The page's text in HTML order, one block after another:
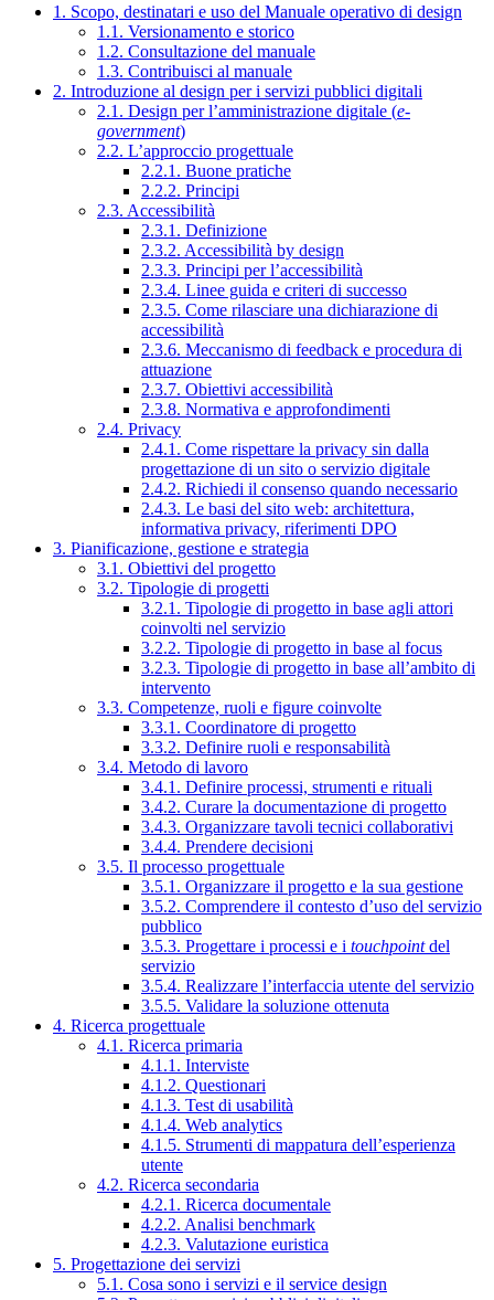
1. Scopo, destinatari e uso del Manuale operativo di design
1.1. Versionamento e storico
1.2. Consultazione del manuale
1.3. Contribuisci al manuale
2. Introduzione al design per i servizi pubblici digitali
2.1. Design per l’amministrazione digitale (e-
government)
2.2. L’approccio progettuale
2.2.1. Buone pratiche
2.2.2. Principi
2.3. Accessibilità
2.3.1. Definizione
2.3.2. Accessibilità by design
2.3.3. Principi per l’accessibilità
2.3.4. Linee guida e criteri di successo
2.3.5. Come rilasciare una dichiarazione di
accessibilità
2.3.6. Meccanismo di feedback e procedura di
attuazione
2.3.7. Obiettivi accessibilità
2.3.8. Normativa e approfondimenti
2.4. Privacy
2.4.1. Come rispettare la privacy sin dalla
progettazione di un sito o servizio digitale
2.4.2. Richiedi il consenso quando necessario
2.4.3. Le basi del sito web: architettura,
informativa privacy, riferimenti DPO
3. Pianificazione, gestione e strategia
3.1. Obiettivi del progetto
3.2. Tipologie di progetti
3.2.1. Tipologie di progetto in base agli attori
coinvolti nel servizio
3.2.2. Tipologie di progetto in base al focus
3.2.3. Tipologie di progetto in base all’ambito di
intervento
3.3. Competenze, ruoli e figure coinvolte
3.3.1. Coordinatore di progetto
3.3.2. Definire ruoli e responsabilità
3.4. Metodo di lavoro
3.4.1. Definire processi, strumenti e rituali
3.4.2. Curare la documentazione di progetto
3.4.3. Organizzare tavoli tecnici collaborativi
3.4.4. Prendere decisioni
3.5. Il processo progettuale
3.5.1. Organizzare il progetto e la sua gestione
3.5.2. Comprendere il contesto d’uso del servizio
pubblico
3.5.3. Progettare i processi e i touchpointdel
servizio
3.5.4. Realizzare l’interfaccia utente del servizio
3.5.5. Validare la soluzione ottenuta
4. Ricerca progettuale
4.1. Ricerca primaria
4.1.1. Interviste
4.1.2. Questionari
4.1.3. Test di usabilità
4.1.4. Web analytics
4.1.5. Strumenti di mappatura dell’esperienza
utente
4.2. Ricerca secondaria
4.2.1. Ricerca documentale
4.2.2. Analisi benchmark
4.2.3. Valutazione euristica
5. Progettazione dei servizi
5.1. Cosa sono i servizi e il service design